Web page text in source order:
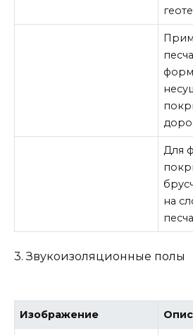
Для
на
3. Звукоизоляционные полы
Изображение